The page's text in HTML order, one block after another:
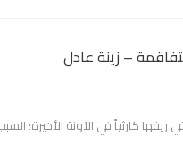
– زينة عادل
كارثياً في الآونة الأخيرة؛